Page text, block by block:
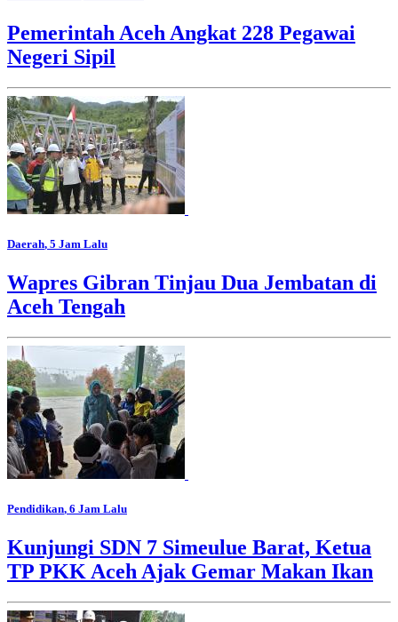
Pemerintah Aceh Angkat 228 Pegawai
Negeri Sipil
Daerah, 5 Jam Lalu
Wapres Gibran Tinjau Dua Jembatan di
Aceh Tengah
Pendidikan, 6 Jam Lalu
Kunjungi SDN 7 Simeulue Barat, Ketua
TP PKK Aceh Ajak Gemar Makan Ikan